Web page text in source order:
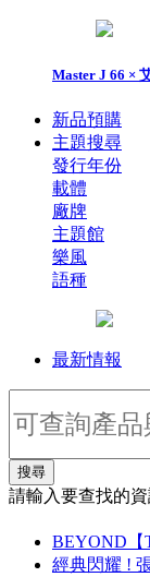
Master J 66 ×
新品預購
主題搜尋
發行年份
載體
廠牌
主題館
樂風
語種
最新情報
搜尋
請輸入要查找的
BEYOND【
經典閃耀 !